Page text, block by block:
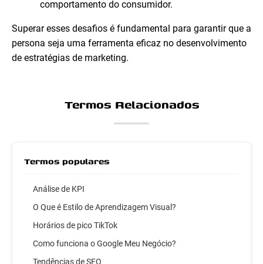
comportamento do consumidor.
Superar esses desafios é fundamental para garantir que a
persona seja uma ferramenta eficaz no desenvolvimento
de estratégias de marketing.
Termos Relacionados
Termos populares
Análise de KPI
O Que é Estilo de Aprendizagem Visual?
Horários de pico TikTok
Como funciona o Google Meu Negócio?
Tendências de SEO